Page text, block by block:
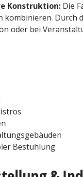
Konstruktion: Die
kombinieren. Durch
oder bei
Bestuhlung